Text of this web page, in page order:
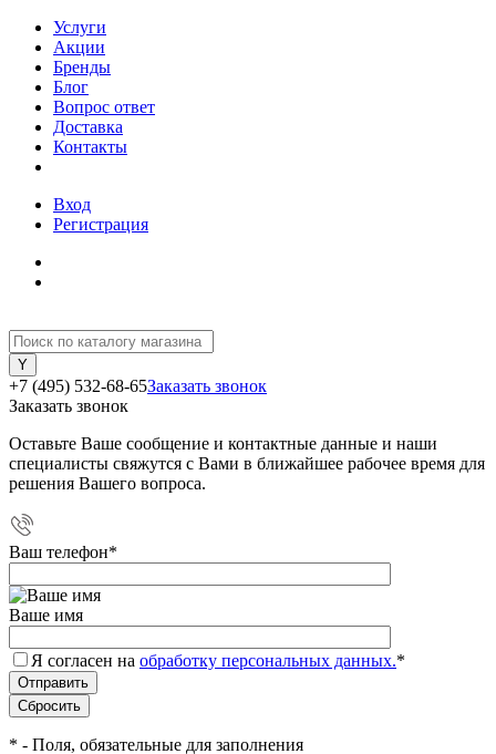
Услуги
Акции
Бренды
Блог
Вопрос ответ
Доставка
Контакты
Вход
Регистрация
+7 (495) 532-68-65Заказать звонок
Заказать звонок
Оставьте Ваше сообщение и контактные данные и наши
специалисты свяжутся с Вами в ближайшее рабочее время для
решения Вашего вопроса.
Ваш телефон*
Ваше имя
Я согласен на обработку персональных данных.*
* - Поля, обязательные для заполнения